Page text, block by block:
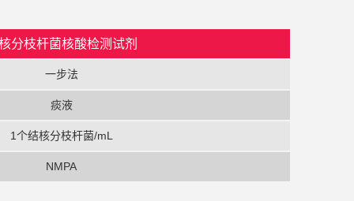
分枝杆菌核酸检测试剂
一步法
痰液
1个结核分枝杆菌/mL
NMPA